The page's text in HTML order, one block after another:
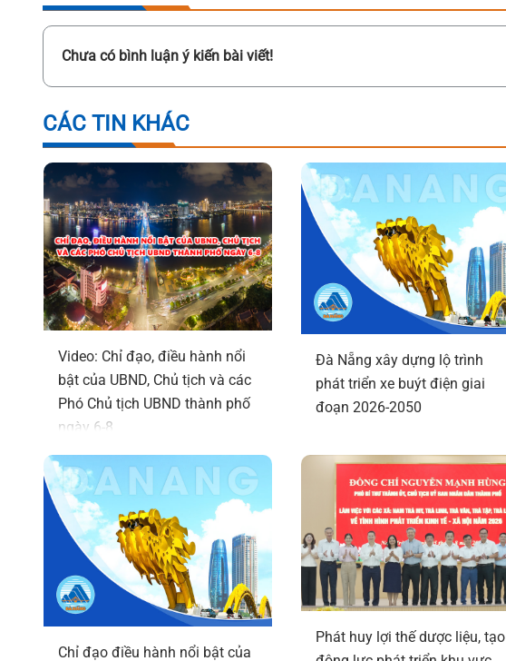
Chưa có bình luận ý kiến bài viết!
CÁC TIN KHÁC
Video: Chỉ đạo, điều hành nổi
bật của UBND, Chủ tịch và các
Phó Chủ tịch UBND thành phố
ngày 6-8
Đà Nẵng xây dựng lộ trình
phát triển xe buýt điện giai
đoạn 2026-2050
Chỉ đạo điều hành nổi bật của
Phát huy lợi thế dược liệu, tạo